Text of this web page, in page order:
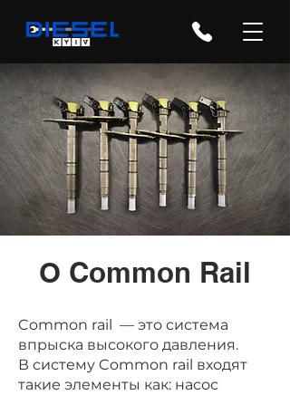
О Common Rail
Common rail — это система
впрыска высокого давления.
В систему Common rail входят
такие элементы как: насос